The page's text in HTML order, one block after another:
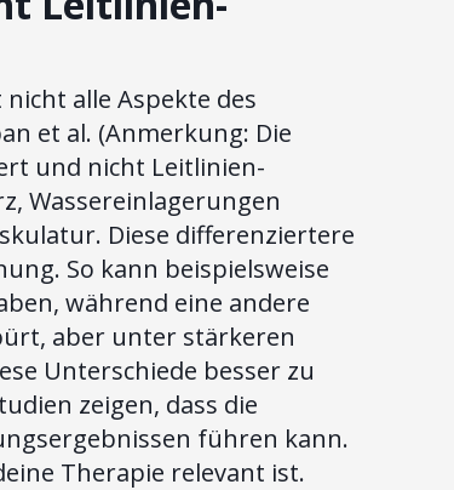
alle Aspekte des
et al. (Anmerkung: Die
und nicht Leitlinien-
Wassereinlagerungen
Diese differenziertere
So kann beispielsweise
während eine andere
aber unter stärkeren
Unterschiede besser zu
zeigen, dass die
führen kann.
Therapie relevant ist.